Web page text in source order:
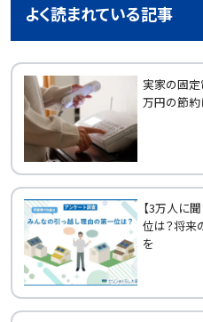
よく読まれている記事
実家の固定
万円の節
【3万人に
位は？将来
を